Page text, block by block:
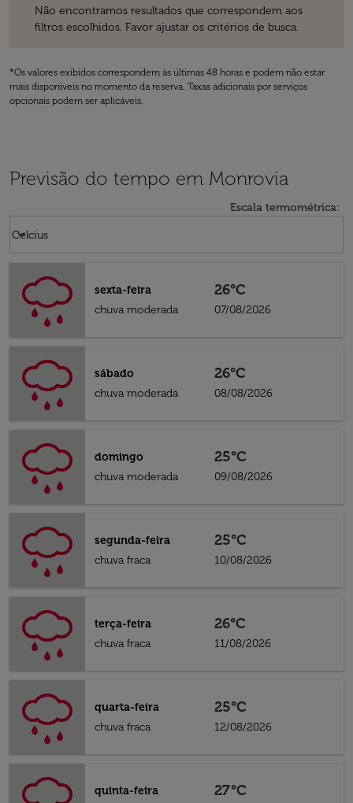
Não encontramos resultados que correspondem aos
filtros escolhidos. Favor ajustar os critérios de busca.
*Os valores exibidos correspondem às últimas 48 horas e podem não estar
mais disponíveis no momento da reserva. Taxas adicionais por serviços
opcionais podem ser aplicáveis.
Previsão do tempo em Monrovia
Escala termométrica:
Celcius
keyboard_arrow_down
sexta-feira
chuva moderada
26°C
07/08/2026
sábado
chuva moderada
26°C
08/08/2026
domingo
chuva moderada
25°C
09/08/2026
segunda-feira
chuva fraca
25°C
10/08/2026
terça-feira
chuva fraca
26°C
11/08/2026
quarta-feira
chuva fraca
25°C
12/08/2026
quinta-feira
27°C